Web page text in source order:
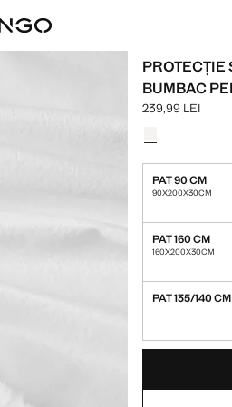
PROTECȚIE
BUMBAC
Preț actual
239,99 LEI
PAT 90 CM
90X200X30CM
PAT 160 CM
160X200X30CM
PAT 135/140 CM